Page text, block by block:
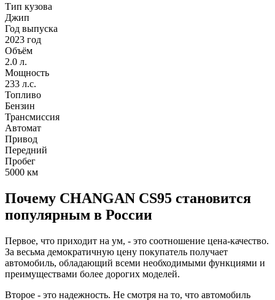
Тип кузова
Джип
Год выпуска
2023 год
Объём
2.0 л.
Мощность
233 л.с.
Топливо
Бензин
Трансмиссия
Автомат
Привод
Передний
Пробег
5000 км
Почему CHANGAN CS95 становится
популярным в России
Первое, что приходит на ум, - это соотношение цена-качество.
За весьма демократичную цену покупатель получает
автомобиль, обладающий всеми необходимыми функциями и
преимуществами более дорогих моделей.
Второе - это надежность. Не смотря на то, что автомобиль